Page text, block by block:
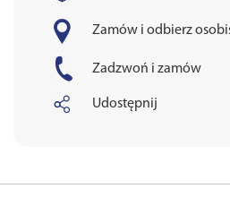
Zamów i odbierz
Zadzwoń i zamów
Udostępnij